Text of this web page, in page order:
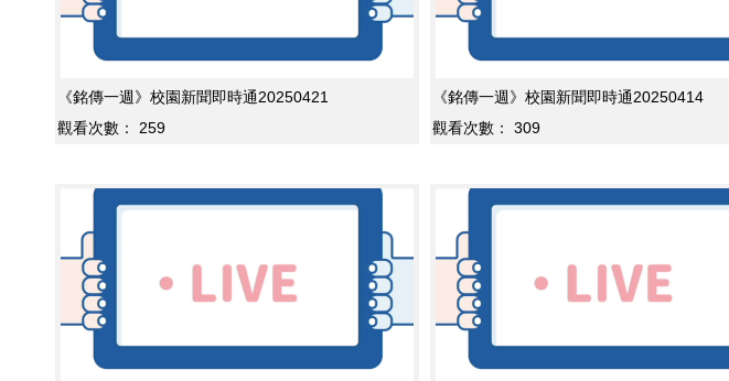
《銘傳一週》校園新聞即時通20250421
觀看次數：
259
《銘傳一週》校園新聞即時通20250414
觀看次數：
309